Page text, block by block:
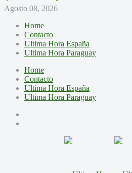
Agosto 08, 2026
Home
Contacto
Ultima Hora España
Ultima Hora Paraguay
Home
Contacto
Ultima Hora España
Ultima Hora Paraguay